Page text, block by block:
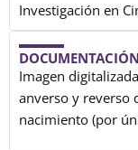
Investigación en
Imagen
anverso y reverso
nacimiento (por